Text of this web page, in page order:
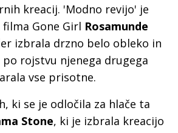
kreacij. 'Modno revijo' je
Gone Girl Rosamunde
izbrala drzno belo obleko in
po rojstvu njenega drugega
vse prisotne.
ki se je odločila za hlače ta
Stone, ki je izbrala kreacijo